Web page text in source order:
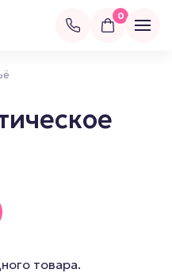
0
товара.